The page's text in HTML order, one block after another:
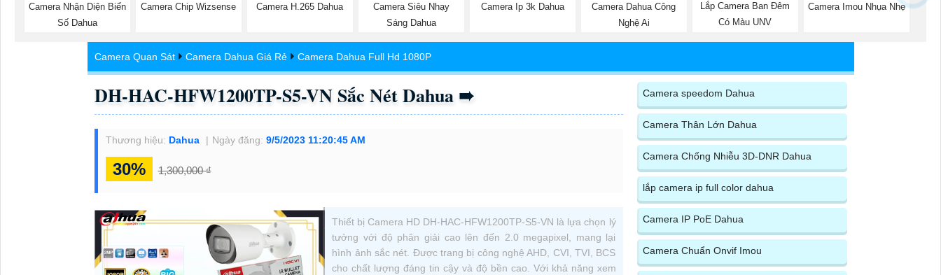
Camera Nhận Diện Biển
Số Dahua
Camera Chip Wizsense Camera H.265 Dahua
Camera Siêu Nhạy
Sáng Dahua
Camera Ip 3k Dahua
Camera Dahua Công
Nghệ Ai
Lắp Camera Ban Đêm
Có Màu UNV
Camera Imou Nhụa Nhẹ
Camera Quan Sát Camera Dahua Giá Rẻ Camera Dahua Full Hd 1080P
DH-HAC-HFW1200TP-S5-VN Sắc Nét Dahua ➠
Thương hiệu: Dahua Ngày đăng: 9/5/2023 11:20:45 AM
30% 1,300,000 ₫
Thiết bị Camera HD DH-HAC-HFW1200TP-S5-VN là lựa chọn lý
tưởng với độ phân giải cao lên đến 2.0 megapixel, mang lại
hình ảnh sắc nét. Được trang bị công nghệ AHD, CVI, TVI, BCS
cho chất lượng đáng tin cậy và độ bền cao. Với khả năng xem
Camera speedom Dahua
Camera Thân Lớn Dahua
Camera Chống Nhiễu 3D-DNR Dahua
lắp camera ip full color dahua
Camera IP PoE Dahua
Camera Chuẩn Onvif Imou